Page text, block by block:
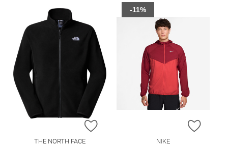
ZUR WUNSCHLISTE HINZUFÜGEN
THE NORTH FACE
ZUR
NIKE
-11%